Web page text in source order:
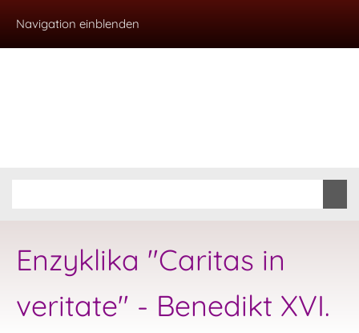
Navigation einblenden
Enzyklika "Caritas in
veritate" - Benedikt XVI.